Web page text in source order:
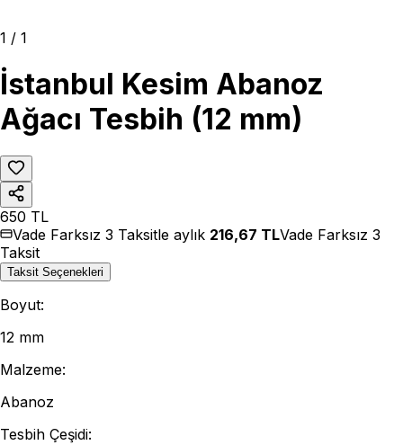
1 / 1
İstanbul Kesim Abanoz
Ağacı Tesbih (12 mm)
650 TL
Vade Farksız 3 Taksitle aylık 216,67 TLVade Farksız 3
Taksit
Taksit Seçenekleri
Boyut:
12 mm
Malzeme:
Abanoz
Tesbih Çeşidi: